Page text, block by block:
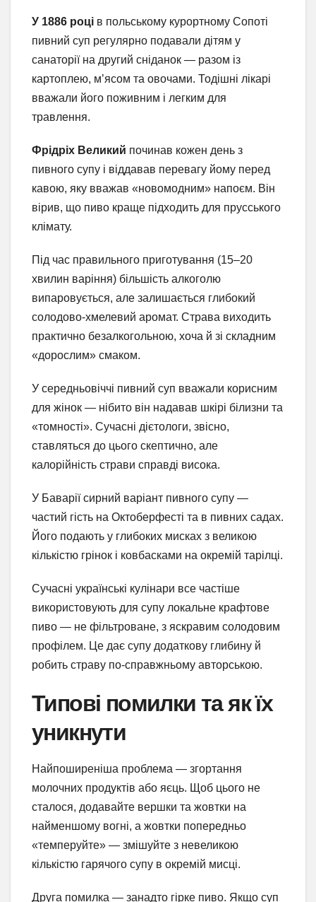
У 1886 році в польському курортному Сопоті
пивний суп регулярно подавали дітям у
санаторії на другий сніданок — разом із
картоплею, м’ясом та овочами. Тодішні лікарі
вважали його поживним і легким для
травлення.
Фрідріх Великий починав кожен день з
пивного супу і віддавав перевагу йому перед
кавою, яку вважав «новомодним» напоєм. Він
вірив, що пиво краще підходить для прусського
клімату.
Під час правильного приготування (15–20
хвилин варіння) більшість алкоголю
випаровується, але залишається глибокий
солодово-хмелевий аромат. Страва виходить
практично безалкогольною, хоча й зі складним
«дорослим» смаком.
У середньовіччі пивний суп вважали корисним
для жінок — нібито він надавав шкірі білизни та
«томності». Сучасні дієтологи, звісно,
ставляться до цього скептично, але
калорійність страви справді висока.
У Баварії сирний варіант пивного супу —
частий гість на Октоберфесті та в пивних садах.
Його подають у глибоких мисках з великою
кількістю грінок і ковбасками на окремій тарілці.
Сучасні українські кулінари все частіше
використовують для супу локальне крафтове
пиво — не фільтроване, з яскравим солодовим
профілем. Це дає супу додаткову глибину й
робить страву по-справжньому авторською.
Типові помилки та як їх
уникнути
Найпоширеніша проблема — згортання
молочних продуктів або яєць. Щоб цього не
сталося, додавайте вершки та жовтки на
найменшому вогні, а жовтки попередньо
«темперуйте» — змішуйте з невеликою
кількістю гарячого супу в окремій мисці.
Друга помилка — занадто гірке пиво. Якщо суп